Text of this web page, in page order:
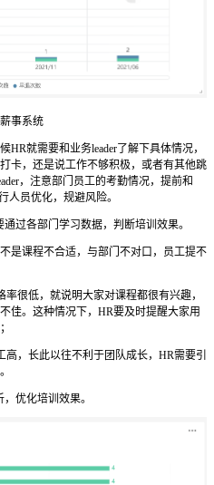
事系统
就需要和业务leader了解下具体情况，
卡，还是说工作不够积极，或者有其他跳
，注意部门员工的考勤情况，提前和
人员优化，规避风险。
过各部门学习数据，判断培训效果。
是课程不合适，与部门不对口，员工提不
很低，就说明大家对课程都很有兴趣，
佳。这种情况下，HR要及时提醒大家用
，长此以往不利于团队成长，HR需要引
优化培训效果。